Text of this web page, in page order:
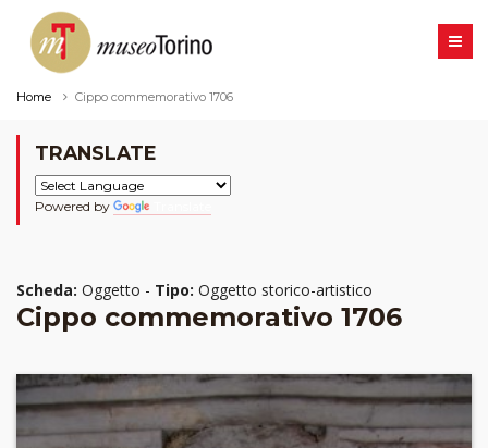
Home Cippo commemorativo 1706
TRANSLATE
Powered by
Scheda: Oggetto - Tipo: Oggetto storico-artistico
Cippo commemorativo 1706